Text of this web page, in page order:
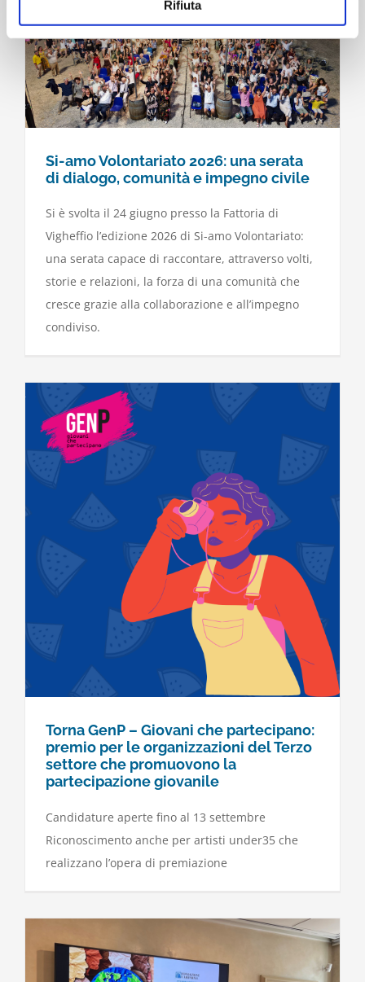
Rifiuta
Si-amo Volontariato 2026: una serata
di dialogo, comunità e impegno civile
Si è svolta il 24 giugno presso la Fattoria di
Vigheffio l’edizione 2026 di Si-amo Volontariato:
una serata capace di raccontare, attraverso volti,
storie e relazioni, la forza di una comunità che
cresce grazie alla collaborazione e all’impegno
condiviso.
Torna GenP – Giovani che partecipano:
premio per le organizzazioni del Terzo
settore che promuovono la
partecipazione giovanile
Candidature aperte fino al 13 settembre
Riconoscimento anche per artisti under35 che
realizzano l’opera di premiazione